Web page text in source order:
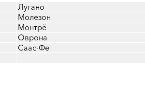
Лугано
Молезон
Монтрё
Оврона
Саас-Фе